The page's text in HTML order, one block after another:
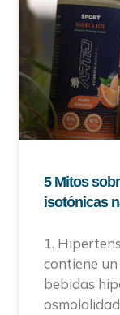
5 Mitos
isotónicas
1.
contiene
bebidas